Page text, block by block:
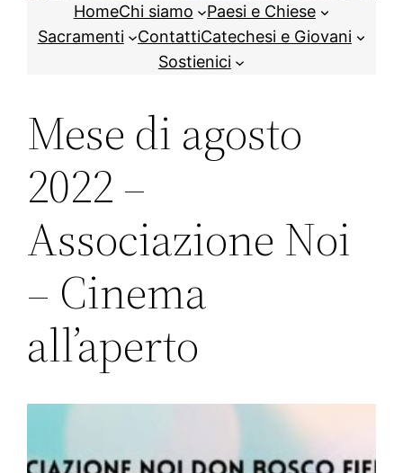
HomeChi siamo
Paesi e Chiese
Sacramenti
ContattiCatechesi e Giovani
Sostienici
Mese di agosto
2022 –
Associazione Noi
– Cinema
all’aperto